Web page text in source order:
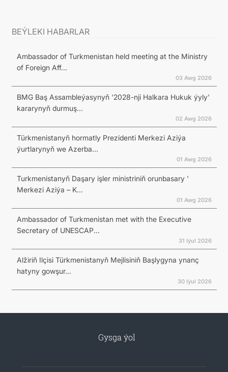
BEÝLEKI HABARLAR
Ambassador of Turkmenistan held meeting at the Ministry
of Foreign Aff...
03 Awg 2026
BMG Baş Assambleýasynyň '2028-nji Halkara Hukuk ýyly'
kararynyň durmuş...
02 Awg 2026
Türkmenistanyň hormatly Prezidenti Merkezi Aziýa
ýurtlarynyň we Azerba...
01 Awg 2026
Turkmenistanyň Daşary işler ministriniň orunbasary '
Merkezi Aziýa – K...
01 Awg 2026
Ambassador of Turkmenistan met with the Executive
Secretary of UNESCAP...
31 Iýul 2026
Alžiriň Ilçisi Türkmenistanyň Mejlisiniň Başlygyna ynanç
hatyny gowşur...
30 Iýul 2026
Gysga ýol